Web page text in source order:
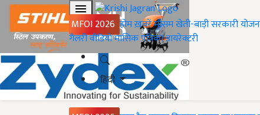
MFOI 2026 होमख़बरेंमौसमखेती-बाड़ीसरकारी
गैलरीवीडियोमासिक पत्रिकाडायरेक्टरी
हिंदी